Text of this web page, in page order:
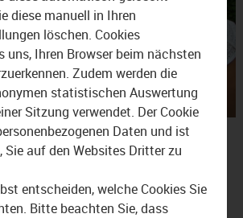
Video
Waldkraiburger
diese manuell in Ihren
löschen. Cookies
uns, Ihren Browser beim nächsten
Zudem werden die
statistischen Auswertung
Sitzung verwendet. Der Cookie
Daten und ist
Sie auf den Websites Dritter zu
entscheiden, welche Cookies Sie
Bitte beachten Sie, dass